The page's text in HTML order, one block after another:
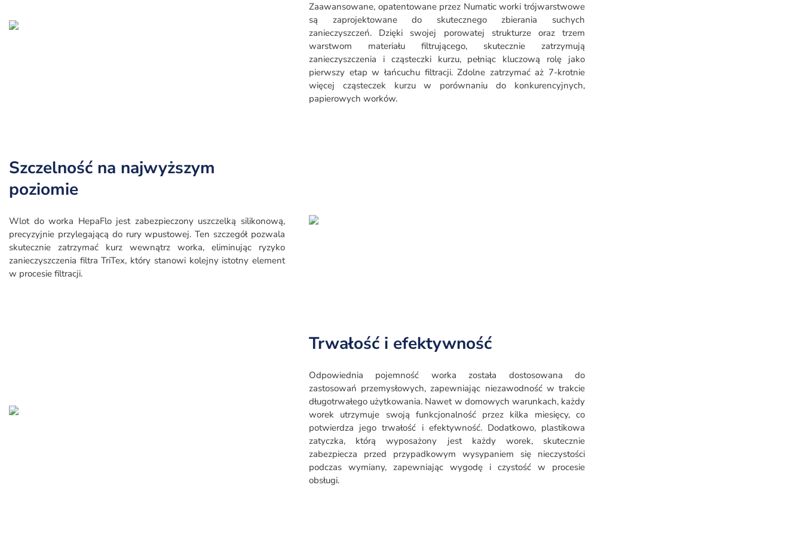
Zaawansowane, opatentowane przez Numatic worki trójwarstwowe
są zaprojektowane do skutecznego zbierania suchych
zanieczyszczeń. Dzięki swojej porowatej strukturze oraz trzem
warstwom materiału filtrującego, skutecznie zatrzymują
zanieczyszczenia i cząsteczki kurzu, pełniąc kluczową rolę jako
pierwszy etap w łańcuchu filtracji. Zdolne zatrzymać aż 7-krotnie
więcej cząsteczek kurzu w porównaniu do konkurencyjnych,
papierowych worków.
Szczelność na najwyższym
poziomie
Wlot do worka HepaFlo jest zabezpieczony uszczelką silikonową,
precyzyjnie przylegającą do rury wpustowej. Ten szczegół pozwala
skutecznie zatrzymać kurz wewnątrz worka, eliminując ryzyko
zanieczyszczenia filtra TriTex, który stanowi kolejny istotny element
w procesie filtracji.
Trwałość i efektywność
Odpowiednia pojemność worka została dostosowana do
zastosowań przemysłowych, zapewniając niezawodność w trakcie
długotrwałego użytkowania. Nawet w domowych warunkach, każdy
worek utrzymuje swoją funkcjonalność przez kilka miesięcy, co
potwierdza jego trwałość i efektywność. Dodatkowo, plastikowa
zatyczka, którą wyposażony jest każdy worek, skutecznie
zabezpiecza przed przypadkowym wysypaniem się nieczystości
podczas wymiany, zapewniając wygodę i czystość w procesie
obsługi.